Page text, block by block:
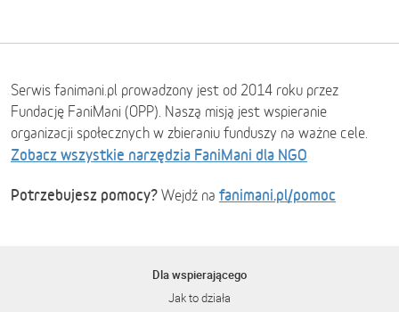
Serwis fanimani.pl prowadzony jest od 2014 roku przez
Fundację FaniMani (OPP). Naszą misją jest wspieranie
organizacji społecznych w zbieraniu funduszy na ważne cele.
Zobacz wszystkie narzędzia FaniMani dla NGO
Potrzebujesz pomocy? Wejdź na fanimani.pl/pomoc
Dla wspierającego
Jak to działa